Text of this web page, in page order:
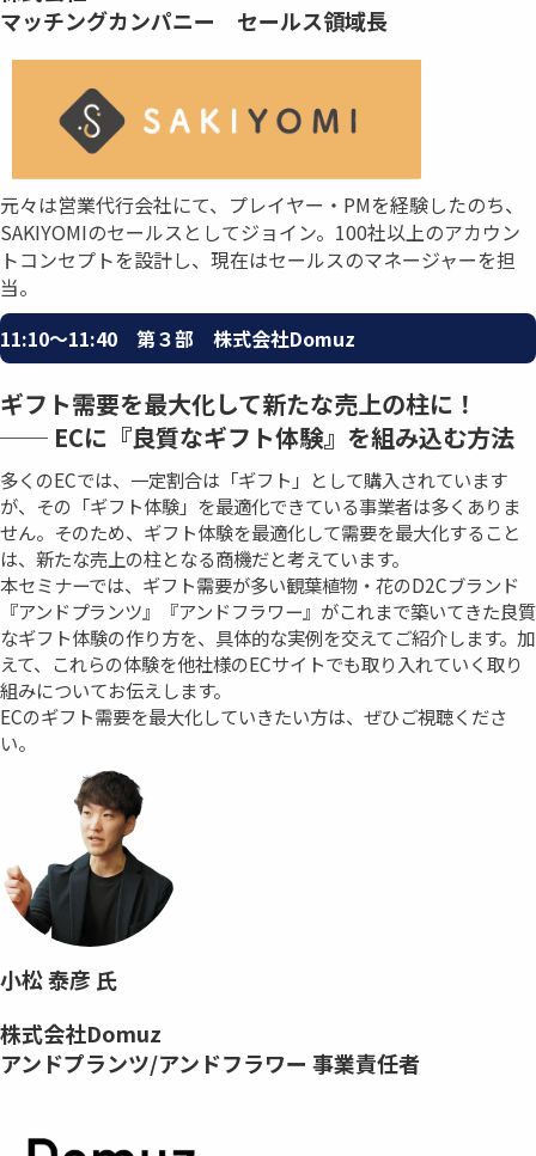
マッチングカンパニー セールス領域長
元々は営業代行会社にて、プレイヤー・PMを経験したのち、
SAKIYOMIのセールスとしてジョイン。100社以上のアカウン
トコンセプトを設計し、現在はセールスのマネージャーを担
当。
11:10〜11:40 第３部 株式会社Domuz
ギフト需要を最大化して新たな売上の柱に！
── ECに『良質なギフト体験』を組み込む方法
多くのECでは、一定割合は「ギフト」として購入されています
が、その「ギフト体験」を最適化できている事業者は多くありま
せん。そのため、ギフト体験を最適化して需要を最大化すること
は、新たな売上の柱となる商機だと考えています。
本セミナーでは、ギフト需要が多い観葉植物・花のD2Cブランド
『アンドプランツ』『アンドフラワー』がこれまで築いてきた良質
なギフト体験の作り方を、具体的な実例を交えてご紹介します。加
えて、これらの体験を他社様のECサイトでも取り入れていく取り
組みについてお伝えします。
ECのギフト需要を最大化していきたい方は、ぜひご視聴くださ
い。
小松 泰彦 氏
株式会社Domuz
アンドプランツ/アンドフラワー 事業責任者